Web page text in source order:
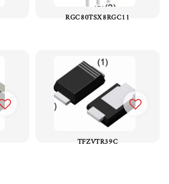
RGC80TSX8RGC11
TFZVTR39C